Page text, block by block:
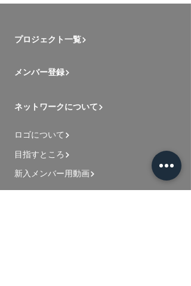
プロジェクト一覧
メンバー登録
ネットワークについて
ロゴについて
目指すところ
新入メンバー用動画